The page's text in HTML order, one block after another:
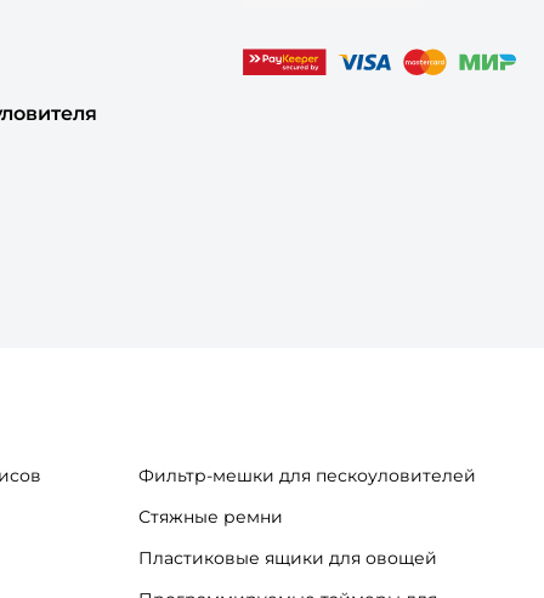
Фильтр-мешки для пескоуловителей
Стяжные ремни
Пластиковые ящики для овощей